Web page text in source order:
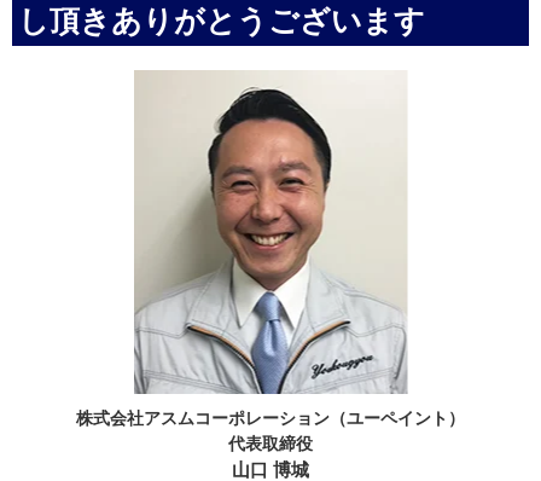
し頂きありがとうございます
株式会社アスムコーポレーション（ユーペイント）
代表取締役
山口 博城